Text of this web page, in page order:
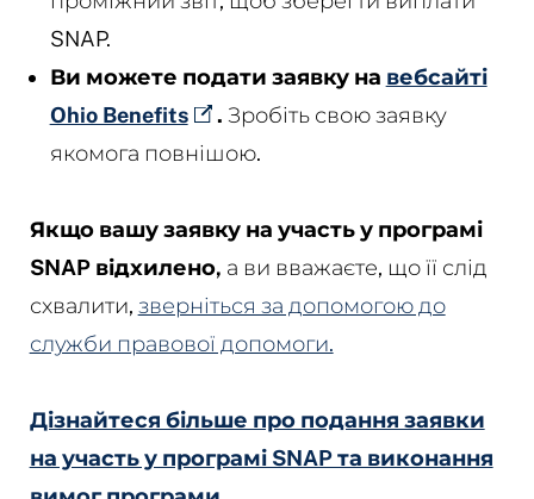
SNAP.
Ви можете подати заявку на вебсайті
Ohio Benefits
. Зробіть свою заявку
якомога повнішою.
Якщо вашу заявку на участь у програмі
SNAP відхилено, а ви вважаєте, що її слід
схвалити, зверніться за допомогою до
служби правової допомоги.
Дізнайтеся більше про подання заявки
на участь у програмі SNAP та виконання